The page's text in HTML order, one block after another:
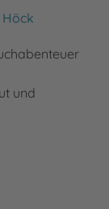
und